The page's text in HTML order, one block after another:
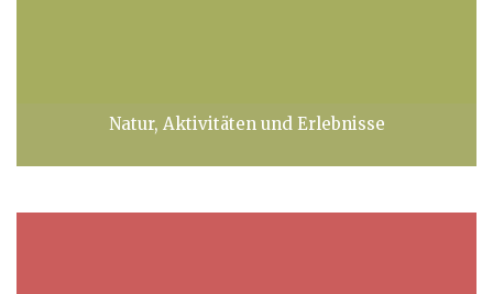
Natur, Aktivitäten und Erlebnisse